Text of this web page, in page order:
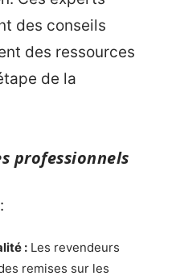
des conseils
des ressources
de la
professionnels
: Les revendeurs
remises sur les